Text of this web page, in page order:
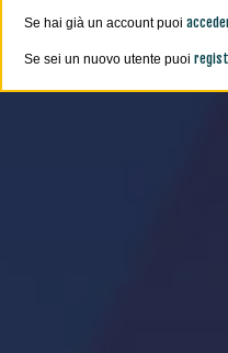
Se hai già un account puoi
Se sei un nuovo utente puoi